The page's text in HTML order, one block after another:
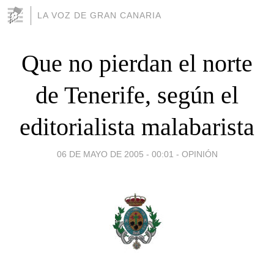
LA VOZ DE GRAN CANARIA
Que no pierdan el norte
de Tenerife, según el
editorialista malabarista
06 DE MAYO DE 2005 - 00:01 - OPINIÓN